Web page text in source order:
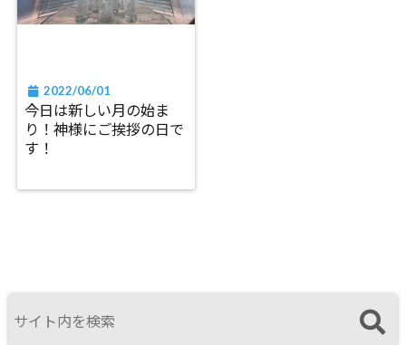
2022/06/01
今日は新しい月の始ま
り！神様にご挨拶の日で
す！